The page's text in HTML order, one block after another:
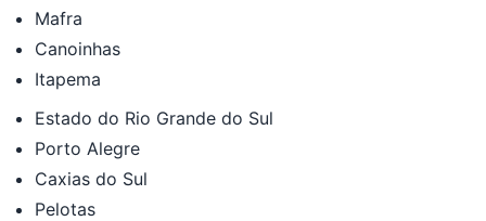
Mafra
Canoinhas
Itapema
Estado do Rio Grande do Sul
Porto Alegre
Caxias do Sul
Pelotas